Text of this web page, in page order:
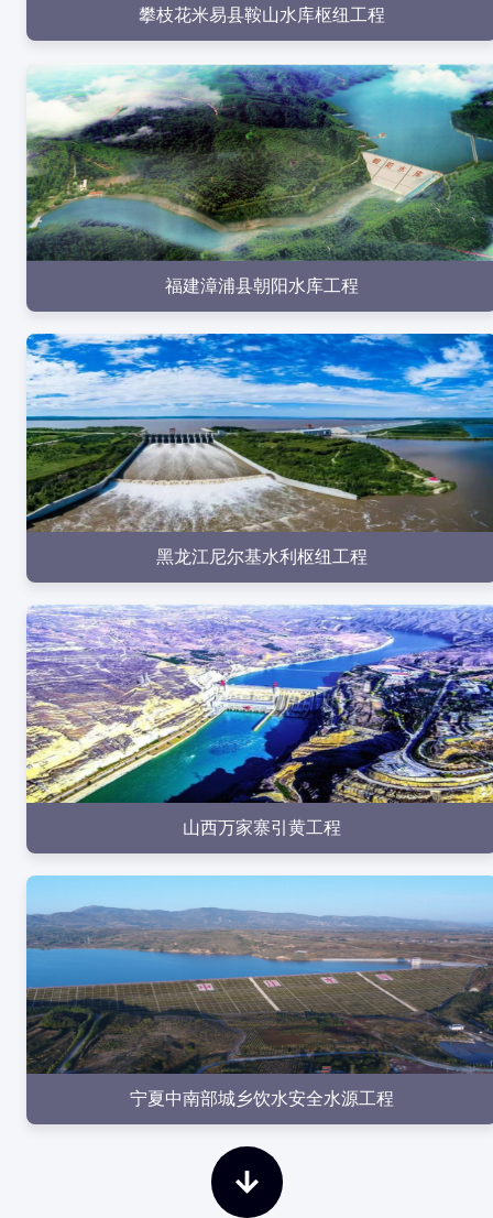
攀枝花米易县鞍山水库枢纽工程
福建漳浦县朝阳水库工程
黑龙江尼尔基水利枢纽工程
点击查看
山西万家寨引黄工程
点击查看
宁夏中南部城乡饮水安全水源工程
点击查看